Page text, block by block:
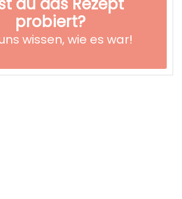
probiert?
wissen, wie es war!